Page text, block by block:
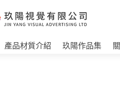
產品材質介紹 玖陽作品集